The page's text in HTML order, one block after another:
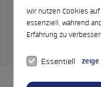
Wir nutzen Cookies
essenziell, während
Erfahrung zu
Essentiell zeige